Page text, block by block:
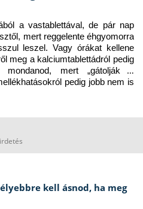
a vastablettával, de pár nap
mert reggelente éhgyomorra
leszel. Vagy órákat kellene
meg a kalciumtablettádról pedig
mert „gátolják a
pedig jobb nem is
kell ásnod, ha meg